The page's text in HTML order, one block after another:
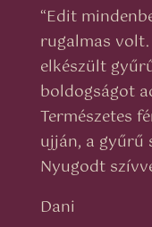
“Edit
rugalmas
elkészült
boldogságot
Természetes
ujján, a gyűrű
Nyugodt
Dani